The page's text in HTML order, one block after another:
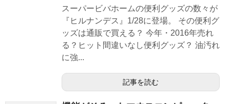
スーパービバホームの便利グッズの数々が
『ヒルナンデス』1/28に登場。 その便利グ
ッズは通販で買える？ 今年・2016年売れ
る？ヒット間違いなし便利グッズ？ 油汚れ
に強...
記事を読む